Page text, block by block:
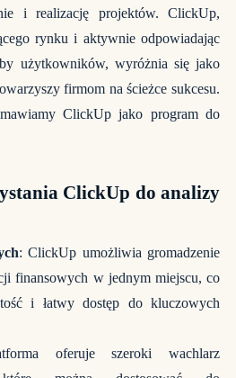
i realizację projektów. ClickUp,
rynku i aktywnie odpowiadając
użytkowników, wyróżnia się jako
firmom na ścieżce sukcesu.
ClickUp jako program do
ClickUp do analizy
: ClickUp umożliwia gromadzenie
finansowych w jednym miejscu, co
i łatwy dostęp do kluczowych
oferuje szeroki wachlarz